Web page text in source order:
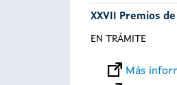
XXVII Premios
EN TRÁMITE
Más